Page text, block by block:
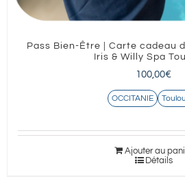
Pass Bien-Être | Carte cadeau
Iris & Willy Spa
100,00€
OCCITANIE
Ajouter au
Détails